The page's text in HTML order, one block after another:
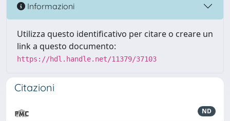
Informazioni
Utilizza questo identificativo per citare o creare un
link a questo documento:
https://hdl.handle.net/11379/37103
Citazioni
ND